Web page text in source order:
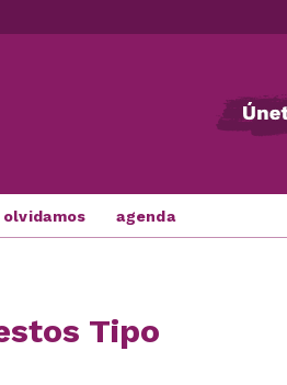
olvidamos agenda
Tipo